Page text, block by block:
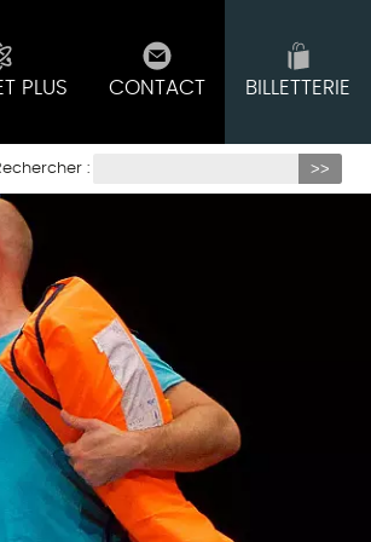
PLUS CONTACT BILLETTERIE
: